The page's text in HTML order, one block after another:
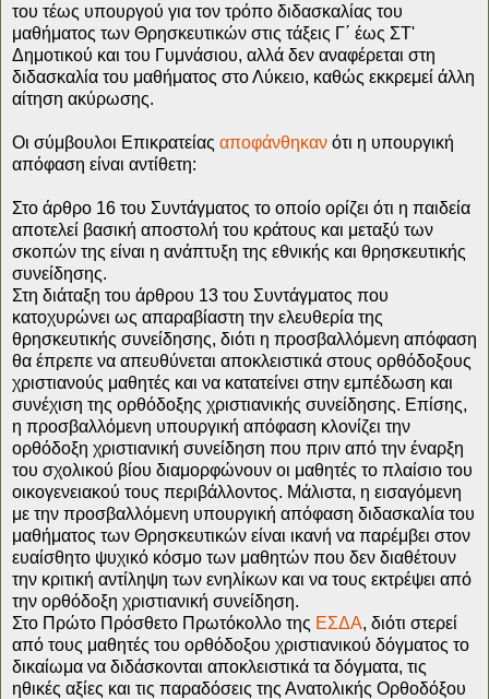
του τέως υπουργού για τον τρόπο διδασκαλίας του
μαθήματος των Θρησκευτικών στις τάξεις Γ΄ έως ΣΤ'
Δημοτικού και του Γυμνάσιου, αλλά δεν αναφέρεται στη
διδασκαλία του μαθήματος στο Λύκειο, καθώς εκκρεμεί άλλη
αίτηση ακύρωσης.
Οι σύμβουλοι Επικρατείας αποφάνθηκαν ότι η υπουργική
απόφαση είναι αντίθετη:
Στο άρθρο 16 του Συντάγματος το οποίο ορίζει ότι η παιδεία
αποτελεί βασική αποστολή του κράτους και μεταξύ των
σκοπών της είναι η ανάπτυξη της εθνικής και θρησκευτικής
συνείδησης.
Στη διάταξη του άρθρου 13 του Συντάγματος που
κατοχυρώνει ως απαραβίαστη την ελευθερία της
θρησκευτικής συνείδησης, διότι η προσβαλλόμενη απόφαση
θα έπρεπε να απευθύνεται αποκλειστικά στους ορθόδοξους
χριστιανούς μαθητές και να κατατείνει στην εμπέδωση και
συνέχιση της ορθόδοξης χριστιανικής συνείδησης. Επίσης,
η προσβαλλόμενη υπουργική απόφαση κλονίζει την
ορθόδοξη χριστιανική συνείδηση που πριν από την έναρξη
του σχολικού βίου διαμορφώνουν οι μαθητές το πλαίσιο του
οικογενειακού τους περιβάλλοντος. Μάλιστα, η εισαγόμενη
με την προσβαλλόμενη υπουργική απόφαση διδασκαλία του
μαθήματος των Θρησκευτικών είναι ικανή να παρέμβει στον
ευαίσθητο ψυχικό κόσμο των μαθητών που δεν διαθέτουν
την κριτική αντίληψη των ενηλίκων και να τους εκτρέψει από
την ορθόδοξη χριστιανική συνείδηση.
Στο Πρώτο Πρόσθετο Πρωτόκολλο της ΕΣΔΑ, διότι στερεί
από τους μαθητές του ορθόδοξου χριστιανικού δόγματος το
δικαίωμα να διδάσκονται αποκλειστικά τα δόγματα, τις
ηθικές αξίες και τις παραδόσεις της Ανατολικής Ορθοδόξου